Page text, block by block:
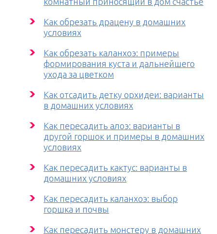
Как обрезать драцену в домашних
условиях
Как обрезать каланхоэ: примеры
формирования куста и дальнейшего
ухода за цветком
Как отсадить детку орхидеи: варианты
в домашних условиях
Как пересадить алоэ: варианты в
другой горшок и примеры в домашних
условиях
Как пересадить кактус: варианты в
домашних условиях
Как пересадить каланхоэ: выбор
горшка и почвы
Как пересадить монстеру в домашних